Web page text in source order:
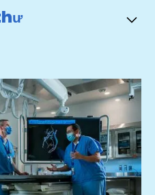
trọng này sẽ mang lại
tiếp cận với một loạt
lâm sàng và
cộng đồng sôi động